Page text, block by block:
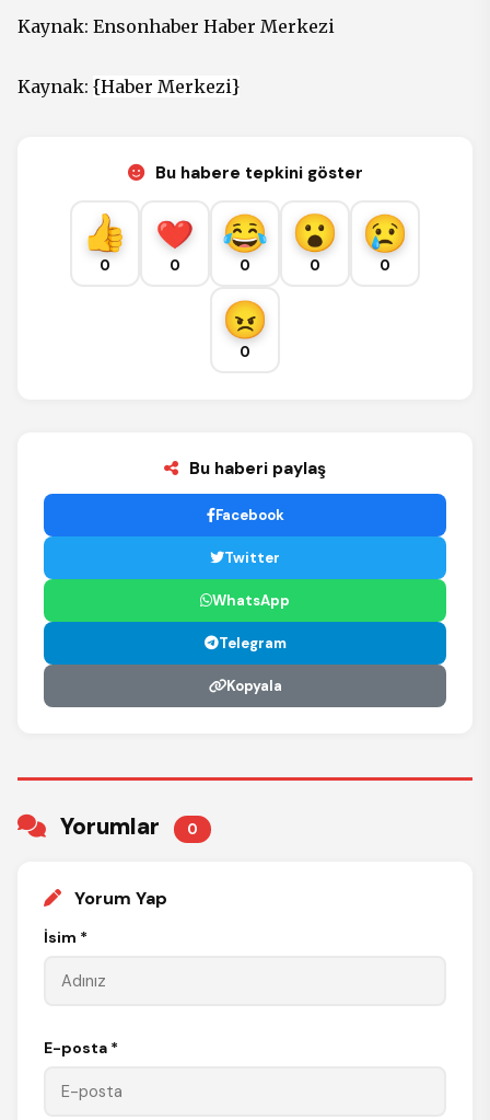
Kaynak: Ensonhaber Haber Merkezi
Kaynak: {Haber Merkezi}
Bu habere tepkini göster
0 0 0 0 0
0
Bu haberi paylaş
Facebook
Twitter
WhatsApp
Telegram
Kopyala
Yorumlar 0
Yorum Yap
İsim *
E-posta *